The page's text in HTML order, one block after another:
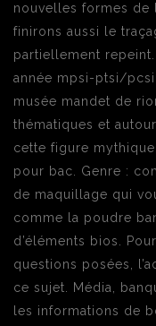
nouvelles formes de
finirons aussi le
partiellement
année mpsi-ptsi/pcsi
musée mandet de
thématiques et
cette figure
pour bac. Genre :
de maquillage qui
comme la poudre
d’éléments bios.
questions posées,
ce sujet. Média,
les informations de